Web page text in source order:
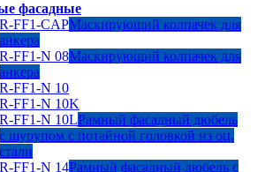
фасадные
R-FF1-CAPМаскирующий колпачек для
анкера
R-FF1-N 08Маскирующий колпачек для
анкера
R-FF1-N 10
R-FF1-N 10K
R-FF1-N 10LРамный фасадный дюбель
с шурупом с потайной головкой из оц.
стали
R-FF1-N 14Рамный фасадный дюбель с